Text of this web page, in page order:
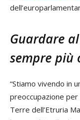
Guardare
sempre più
“Stiamo vivendo in
preoccupazione
Terre dell’Etruria